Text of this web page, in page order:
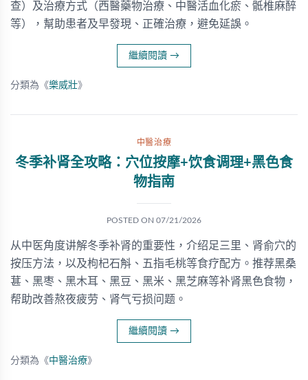
查）及治療方式（西醫藥物治療、中醫活血化瘀、骶椎麻醉
等），幫助患者及早發現、正確治療，避免延誤。
繼續閱讀 →
分類為《樂威壯》
中醫治療
冬季补肾全攻略：穴位按摩+饮食调理+黑色食
物指南
POSTED ON 07/21/2026
从中医角度讲解冬季补肾的重要性，介绍足三里、肾俞穴的
按压方法，以及枸杞石斛、五指毛桃等食疗配方。推荐黑桑
葚、黑枣、黑木耳、黑豆、黑米、黑芝麻等补肾黑色食物，
帮助改善熬夜疲劳、肾气亏损问题。
繼續閱讀 →
分類為《中醫治療》